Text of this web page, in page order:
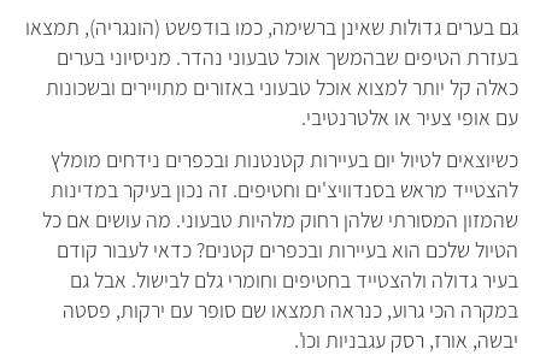
גם בערים גדולות שאינן ברשימה, כמו בודפשט (הונגריה), תמצאו
בעזרת הטיפים שבהמשך אוכל טבעוני נהדר. מניסיוני בערים
כאלה קל יותר למצוא אוכל טבעוני באזורים מתויירים ובשכונות
עם אופי צעיר או אלטרנטיבי.
כשיוצאים לטיול יום בעיירות קטנטנות ובכפרים נידחים מומלץ
להצטייד מראש בסנדוויצ'ים וחטיפים. זה נכון בעיקר במדינות
שהמזון המסורתי שלהן רחוק מלהיות טבעוני. מה עושים אם כל
הטיול שלכם הוא בעיירות ובכפרים קטנים? כדאי לעבור קודם
בעיר גדולה ולהצטייד בחטיפים וחומרי גלם לבישול. אבל גם
במקרה הכי גרוע, כנראה תמצאו שם סופר עם ירקות, פסטה
יבשה, אורז, רסק עגבניות וכו'.